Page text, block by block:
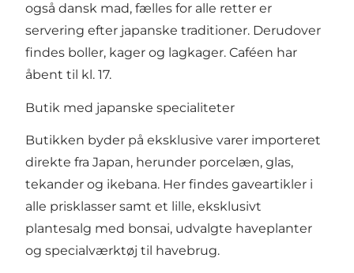
også dansk mad, fælles for alle retter er
servering efter japanske traditioner. Derudover
findes boller, kager og lagkager. Caféen har
åbent til kl. 17.
Butik med japanske specialiteter
Butikken byder på eksklusive varer importeret
direkte fra Japan, herunder porcelæn, glas,
tekander og ikebana. Her findes gaveartikler i
alle prisklasser samt et lille, eksklusivt
plantesalg med bonsai, udvalgte haveplanter
og specialværktøj til havebrug.